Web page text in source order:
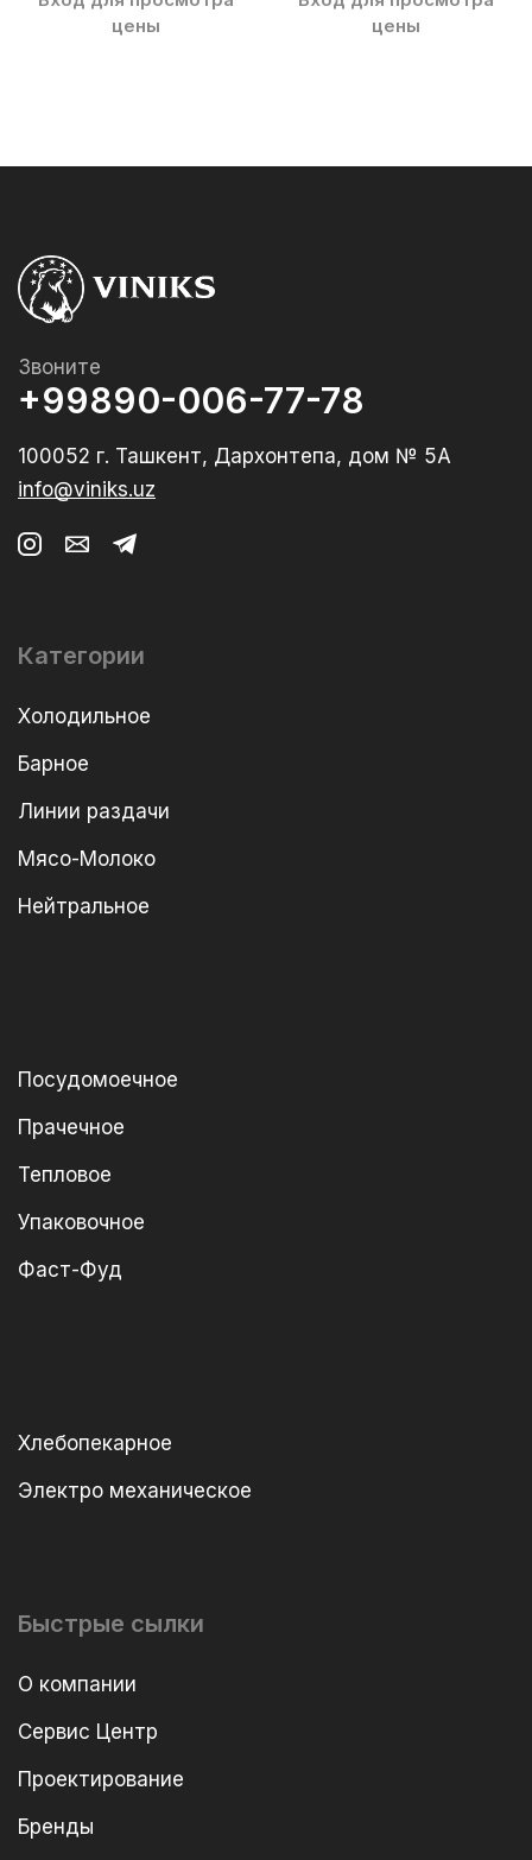
цены
цены
Звоните
+99890-006-77-78
100052 г. Ташкент, Дархонтепа, дом № 5А
info@viniks.uz
Категории
Холодильное
Барное
Линии раздачи
Мясо-Молоко
Нейтральное
Посудомоечное
Прачечное
Тепловое
Упаковочное
Фаст-Фуд
Хлебопекарное
Электро механическое
Быстрые сылки
О компании
Сервис Центр
Проектирование
Бренды